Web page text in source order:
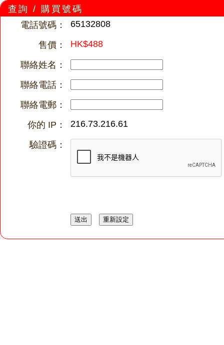
查詢 / 購買號碼
電話號碼：
65132808
售價： HK$488
聯絡姓名：
聯絡電話：
聯絡電郵：
你的 IP：
216.73.216.61
驗證碼：